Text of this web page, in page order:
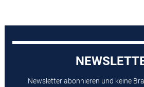
Newsletter abonnieren und keine